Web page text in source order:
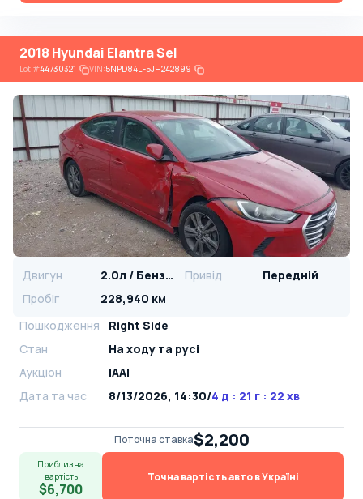
2018 Hyundai Elantra Sel
Lot#44730321 VIN:5NPD84LF5JH242899
Двигун 2.0л / Бензин Привід
Передній
Пробіг
228,940 км
Пошкодження
Right Side
Стан
На ​​ходу та русі
Аукціон
IAAI
Дата та час
8/13/2026, 14:30/4 д : 21 г : 22 хв
Поточна ставка$2,200
Приблизна
вартість
$6,700
Точна вартість авто в Україні